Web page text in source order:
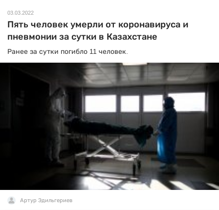
03.03.2022
Пять человек умерли от коронавируса и
пневмонии за сутки в Казахстане
Ранее за сутки погибло 11 человек.
Артур Эдильгериев